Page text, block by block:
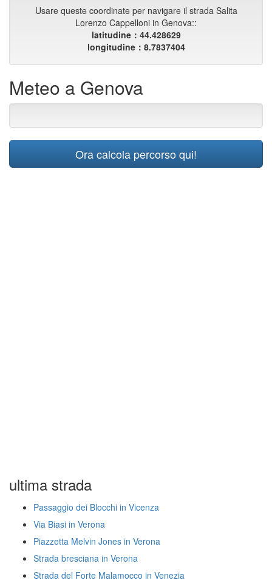
Usare queste coordinate per navigare il strada Salita
Lorenzo Cappelloni in Genova::
latitudine：44.428629
longitudine：8.7837404
Meteo a Genova
Ora calcola percorso qui!
ultima strada
Passaggio dei Blocchi in Vicenza
Via Biasi in Verona
Piazzetta Melvin Jones in Verona
Strada bresciana in Verona
Strada del Forte Malamocco in Venezia